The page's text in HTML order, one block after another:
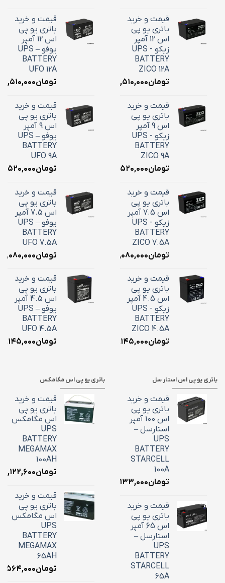
قیمت و خرید
باتری یو پی
اس 12 آمپر
زیکو - UPS
BATTERY
ZICO 12A
تومان۴,۵۱۰,۰۰۰
قیمت و خرید
باتری یو پی
اس 9 آمپر
زیکو - UPS
BATTERY
ZICO 9A
تومان۳,۵۲۰,۰۰۰
قیمت و خرید
باتری یو پی
اس 7.5 آمپر
زیکو - UPS
BATTERY
ZICO 7.5A
تومان۳,۰۸۰,۰۰۰
قیمت و خرید
باتری یو پی
اس 4.5 آمپر
زیکو - UPS
BATTERY
ZICO 4.5A
تومان۲,۱۴۵,۰۰۰
قیمت و خرید
باتری یو پی
اس 12 آمپر
یوفو – UPS
BATTERY
UFO 12A
تومان۴,۵۱۰,۰۰۰
قیمت و خرید
باتری یو پی
اس 9 آمپر
یوفو – UPS
BATTERY
UFO 9A
تومان۳,۵۲۰,۰۰۰
قیمت و خرید
باتری یو پی
اس 7.5 آمپر
یوفو – UPS
BATTERY
UFO 7.5A
تومان۳,۰۸۰,۰۰۰
قیمت و خرید
باتری یو پی
اس 4.5 آمپر
یوفو – UPS
BATTERY
UFO 4.5A
تومان۲,۱۴۵,۰۰۰
باتری یو پی اس استار سل
قیمت و خرید
باتری یو پی
اس 100 آمپر
استارسل –
UPS
BATTERY
STARCELL
100A
تومان۳۴,۱۳۳,۰۰۰
قیمت و خرید
باتری یو پی
اس 65 آمپر
استارسل –
UPS
BATTERY
STARCELL
65A
باتری یو پی اس مگامکس
قیمت و خرید
باتری یو پی
اس مگامکس
UPS
BATTERY
MEGAMAX
100AH
تومان
قیمت و خرید
باتری یو پی
اس مگامکس
UPS
BATTERY
MEGAMAX
65AH
تومان